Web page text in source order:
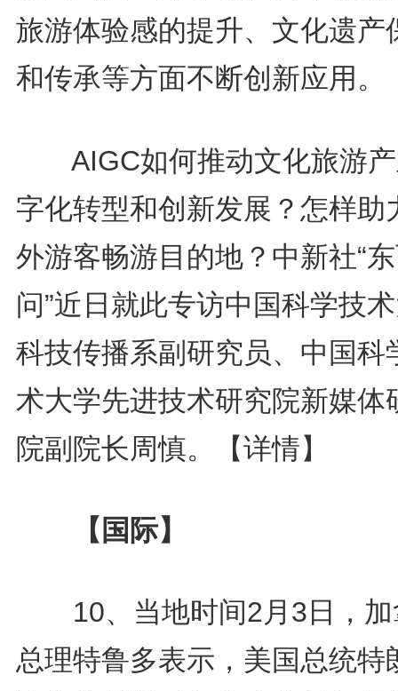
旅游体验感的提升、文化遗产
和传承等方面不断创新应用。
AIGC如何推动文化旅游产
字化转型和创新发展？怎样助
外游客畅游目的地？中新社“
问”近日就此专访中国科学技
科技传播系副研究员、中国科
术大学先进技术研究院新媒体
院副院长周慎。
【详情】
【国际】
10、当地时间2月3日，加
总理特鲁多表示，美国总统特